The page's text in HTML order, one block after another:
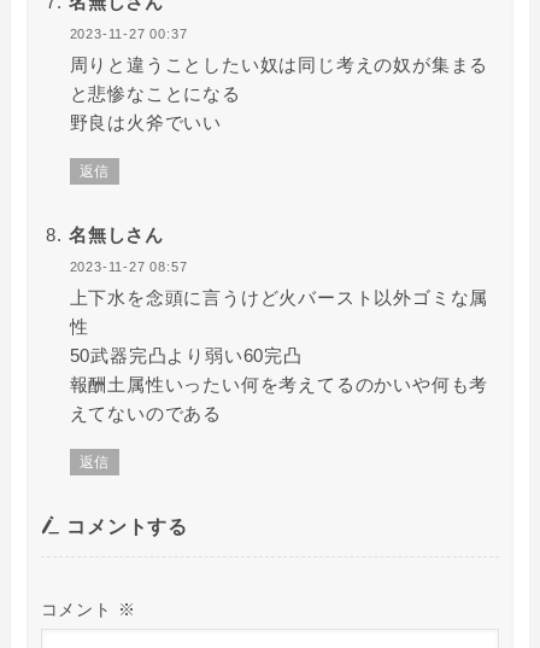
2023-11-27 00:37
周りと違うことしたい奴は同じ考えの奴が集まる
と悲惨なことになる
野良は火斧でいい
返信
名無しさん
2023-11-27 08:57
上下水を念頭に言うけど火バースト以外ゴミな属
性
50武器完凸より弱い60完凸
報酬土属性いったい何を考えてるのかいや何も考
えてないのである
返信
コメントする
コメント ※